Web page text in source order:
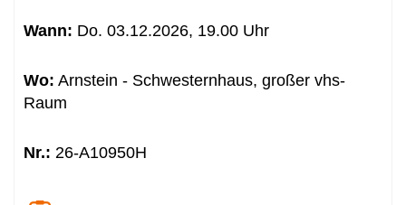
Wann: Do. 03.12.2026, 19.00 Uhr
Wo: Arnstein - Schwesternhaus, großer vhs-
Raum
Nr.: 26-A10950H